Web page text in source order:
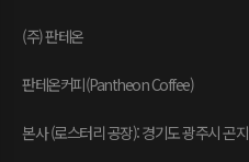
(주) 판테온
판테온커피(Pantheon Coffee)
본사 (로스터리 공장): 경기도 광주시 곤